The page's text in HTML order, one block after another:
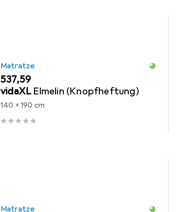
Matratze
EUR
537,59
vidaXL Elmelin (Knopfheftung)
140 x 190 cm
Matratze